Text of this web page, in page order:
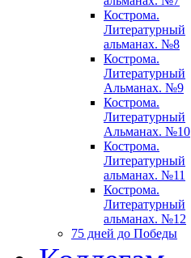
Кострома.
Литературный
альманах. №8
Кострома.
Литературный
Альманах. №9
Кострома.
Литературный
Альманах. №10
Кострома.
Литературный
альманах. №11
Кострома.
Литературный
альманах. №12
75 дней до Победы